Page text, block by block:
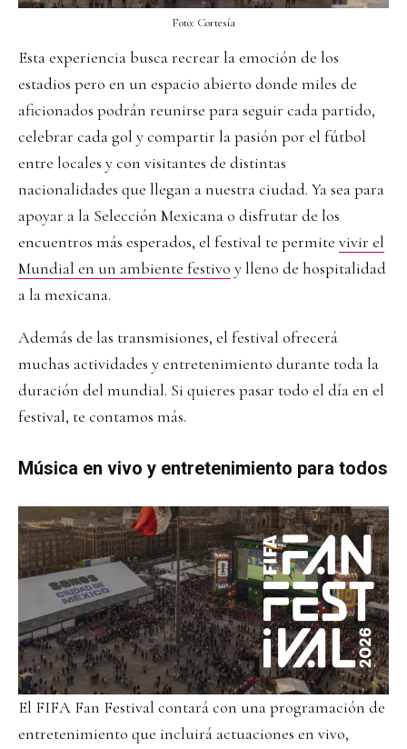
Foto: Cortesía
Esta experiencia busca recrear la emoción de los
estadios pero en un espacio abierto donde miles de
aficionados podrán reunirse para seguir cada partido,
celebrar cada gol y compartir la pasión por el fútbol
entre locales y con visitantes de distintas
nacionalidades que llegan a nuestra ciudad. Ya sea para
apoyar a la Selección Mexicana o disfrutar de los
encuentros más esperados, el festival te permite vivir el
Mundial en un ambiente festivo y lleno de hospitalidad
a la mexicana.
Además de las transmisiones, el festival ofrecerá
muchas actividades y entretenimiento durante toda la
duración del mundial. Si quieres pasar todo el día en el
festival, te contamos más.
Música en vivo y entretenimiento para todos
El FIFA Fan Festival contará con una programación de
entretenimiento que incluirá actuaciones en vivo,